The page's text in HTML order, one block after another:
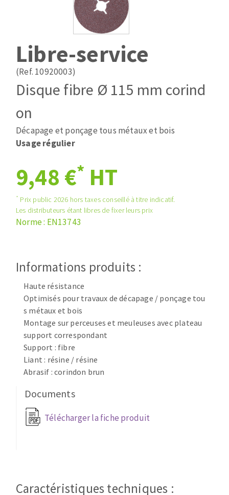
Pose des joints
Nettoyage
Fraises carbure
Fers et plaquettes
ABRASIFS APPLIQUÉS
Patins
Bandes abrasives
Disques fibre et papier
Plateaux supports
Eponges abrasive
Disques abrasifs agglomérés
Meules d'ébarbage
TRAITEMENT DE SURFACE
Disques à lamelles
Meules sur tige
Brosses
Meules de tourets
Feutres à polir
Bandes sans fin
Rouleaux d'atelier
NETTOYAGE
Aspirateurs
MACHINES POUR LE TRAVAIL DU MÉTAL
Scies à ruban
Perceuses
Tours à métaux
Rubans
Libre-service
(Ref. 10920003)
Disque fibre Ø 115 mm corind
on
Décapage et ponçage tous métaux et bois
Usage régulier
9,48 €* HT
* Prix public 2026 hors taxes conseillé à titre indicatif.
Les distributeurs étant libres de fixer leurs prix
Norme : EN13743
Informations produits :
Haute résistance
Optimisés pour travaux de décapage / ponçage tou
s métaux et bois
Montage sur perceuses et meuleuses avec plateau
support correspondant
Support : fibre
Liant : résine / résine
Abrasif : corindon brun
Documents
Télécharger la fiche produit
Caractéristiques techniques :